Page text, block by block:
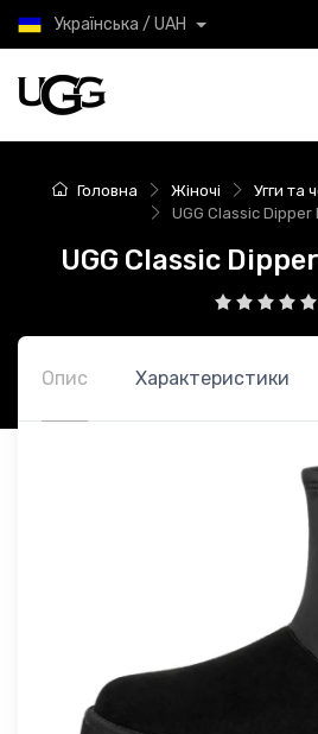
Українська / UAH
Головна Жіночі Угги та
UGG Classic Dipper
UGG Classic
Опис Характеристики